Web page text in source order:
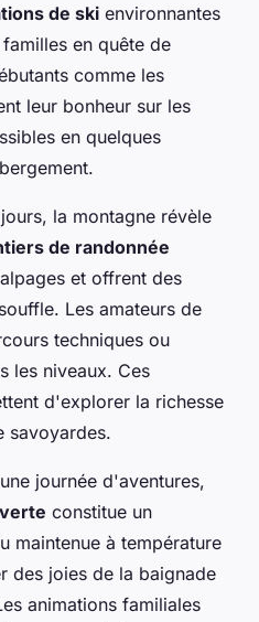
de ski environnantes
en quête de
comme les
leur bonheur sur les
en quelques
la montagne révèle
de randonnée
et offrent des
Les amateurs de
techniques ou
les niveaux. Ces
d'explorer la richesse
savoyardes.
journée d'aventures,
constitue un
maintenue à température
des joies de la baignade
animations familiales